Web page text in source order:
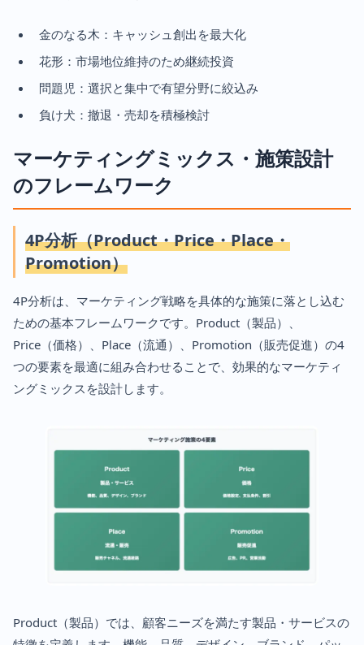
金のなる木：キャッシュ創出を最大化
花形：市場地位維持のため継続投資
問題児：選択と集中で有望分野に絞込み
負け犬：撤退・売却を積極検討
マーケティングミックス・施策設計
のフレームワーク
4P分析（Product・Price・Place・
Promotion）
4P分析は、マーケティング戦略を具体的な施策に落とし込む
ための基本フレームワークです。Product（製品）、
Price（価格）、Place（流通）、Promotion（販売促進）の4
つの要素を最適に組み合わせることで、効果的なマーケティ
ングミックスを設計します。
Product（製品）では、顧客ニーズを満たす製品・サービスの